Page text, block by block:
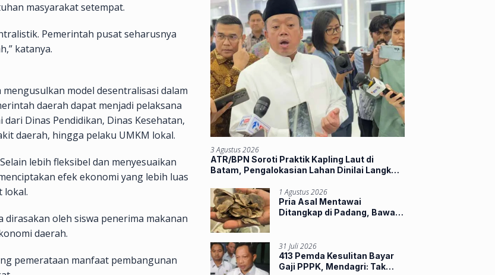
masyarakat setempat.
Pemerintah pusat seharusnya
katanya.
model desentralisasi dalam
daerah dapat menjadi pelaksana
Dinas Pendidikan, Dinas Kesehatan,
daerah, hingga pelaku UMKM lokal.
lebih fleksibel dan menyesuaikan
efek ekonomi yang lebih luas
lokal.
oleh siswa penerima makanan
daerah.
pemerataan manfaat pembangunan
3 Agustus 2026
ATR/BPN Soroti Praktik Kapling Laut di
Batam, Pengalokasian Lahan Dinilai Langkahi
1 Agustus 2026
Pria Asal Mentawai
Ditangkap di Padang, Bawa
31 Juli 2026
413 Pemda Kesulitan Bayar
Gaji PPPK, Mendagri: Tak